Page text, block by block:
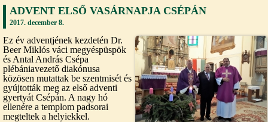
ADVENT ELSŐ VASÁRNAPJA CSÉPÁN
2017. december 8.
Ez év adventjének kezdetén Dr.
Beer Miklós váci megyéspüspök
és Antal András Csépa
plébániavezető diakónusa
közösen mutattak be szentmisét és
gyújtották meg az első adventi
gyertyát Csépán. A nagy hó
ellenére a templom padsorai
megteltek a helyiekkel.